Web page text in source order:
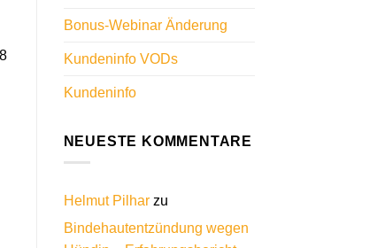
Bonus-Webinar Änderung
Kundeninfo VODs
Kundeninfo
NEUESTE KOMMENTARE
Helmut Pilharzu
Bindehautentzündung wegen